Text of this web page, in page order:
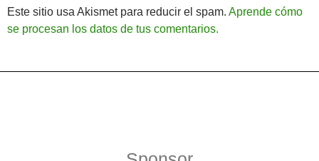
Este sitio usa Akismet para reducir el spam. Aprende cómo
se procesan los datos de tus comentarios.